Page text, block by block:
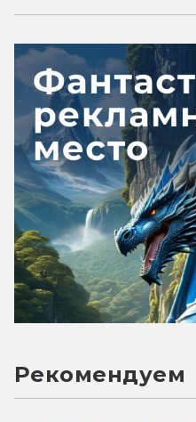
Рекомендуем